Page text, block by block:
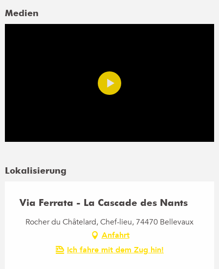
Medien
Lokalisierung
Via Ferrata - La Cascade des Nants
Rocher du Châtelard, Chef-lieu, 74470 Bellevaux
Anfahrt
Ich fahre mit dem Zug hin!